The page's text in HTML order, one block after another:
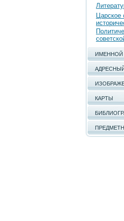
Царское
ИМЕННОЙ
КАРТЫ